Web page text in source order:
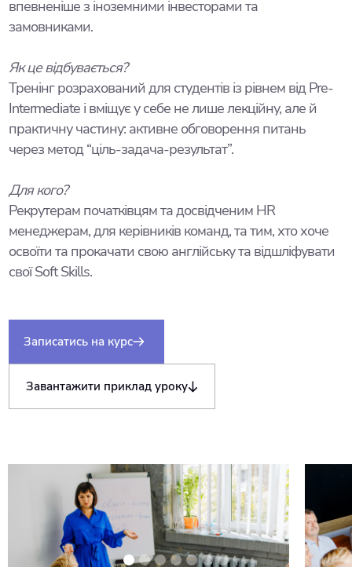
впевненіше з іноземними інвесторами та
замовниками.
Як це відбувається?
Тренінг розрахований для студентів із рівнем від Pre-
Intermediate і вміщує у себе не лише лекційну, але й
практичну частину: активне обговорення питань
через метод “ціль-задача-результат”.
Для кого?
Рекрутерам початківцям та досвідченим HR
менеджерам, для керівників команд, та тим, хто хоче
освоїти та прокачати свою англійську та відшліфувати
свої Soft Skills.
Записатись на курс
Завантажити приклад уроку